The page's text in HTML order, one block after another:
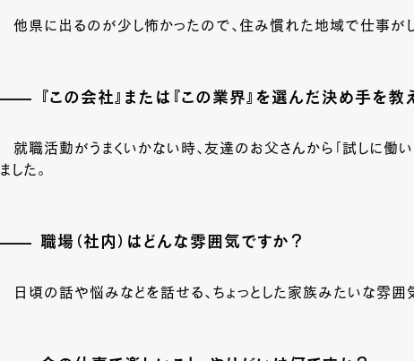
他県に出るのが少し怖かったので、住み慣れた地域で仕事が
『この会社』または『この業界』を選んだ決め手を教
就職活動がうまくいかない時、友達のお父さんから「試しに働
ました。
職場（社内）はどんな雰囲気ですか？
日頃の話や悩みなどを話せる、ちょっとした家族みたいな雰囲